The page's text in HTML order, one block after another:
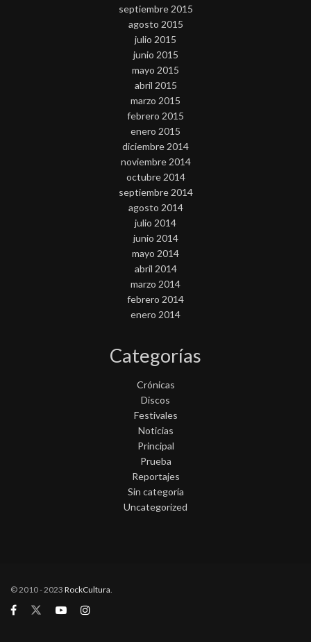
septiembre 2015
agosto 2015
julio 2015
junio 2015
mayo 2015
abril 2015
marzo 2015
febrero 2015
enero 2015
diciembre 2014
noviembre 2014
octubre 2014
septiembre 2014
agosto 2014
julio 2014
junio 2014
mayo 2014
abril 2014
marzo 2014
febrero 2014
enero 2014
Categorías
Crónicas
Discos
Festivales
Noticias
Principal
Prueba
Reportajes
Sin categoría
Uncategorized
© 2010 - 2023 RockCultura.